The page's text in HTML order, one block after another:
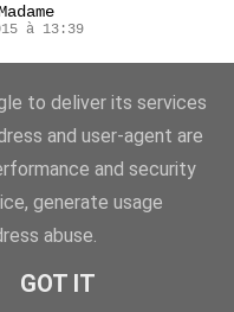
à 13:39
à 13:47
avez gagné! je vous
to deliver its services
and user-agent are
and security
generate usage
abuse.
GOT IT